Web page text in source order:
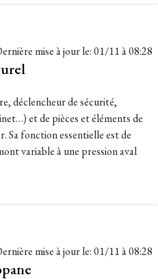
mise à jour le:01/11 à 08:28
déclencheur de sécurité,
et de pièces et éléments de
Sa fonction essentielle est de
variable à une pression aval
mise à jour le:01/11 à 08:28